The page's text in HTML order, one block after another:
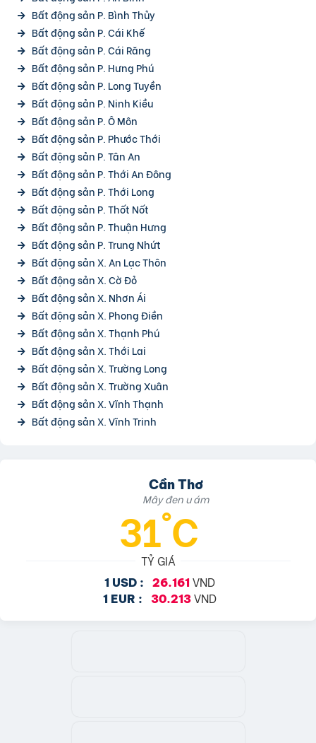
Bất động sản P. Bình Thủy
Bất động sản P. Cái Khế
Bất động sản P. Cái Răng
Bất động sản P. Hưng Phú
Bất động sản P. Long Tuyền
Bất động sản P. Ninh Kiều
Bất động sản P. Ô Môn
Bất động sản P. Phước Thới
Bất động sản P. Tân An
Bất động sản P. Thới An Đông
Bất động sản P. Thới Long
Bất động sản P. Thốt Nốt
Bất động sản P. Thuận Hưng
Bất động sản P. Trung Nhứt
Bất động sản X. An Lạc Thôn
Bất động sản X. Cờ Đỏ
Bất động sản X. Nhơn Ái
Bất động sản X. Phong Điền
Bất động sản X. Thạnh Phú
Bất động sản X. Thới Lai
Bất động sản X. Trường Long
Bất động sản X. Trường Xuân
Bất động sản X. Vĩnh Thạnh
Bất động sản X. Vĩnh Trinh
Cần Thơ
Mây đen u ám
31°C
TỶ GIÁ
1 USD : 26.161VND
1 EUR : 30.213VND